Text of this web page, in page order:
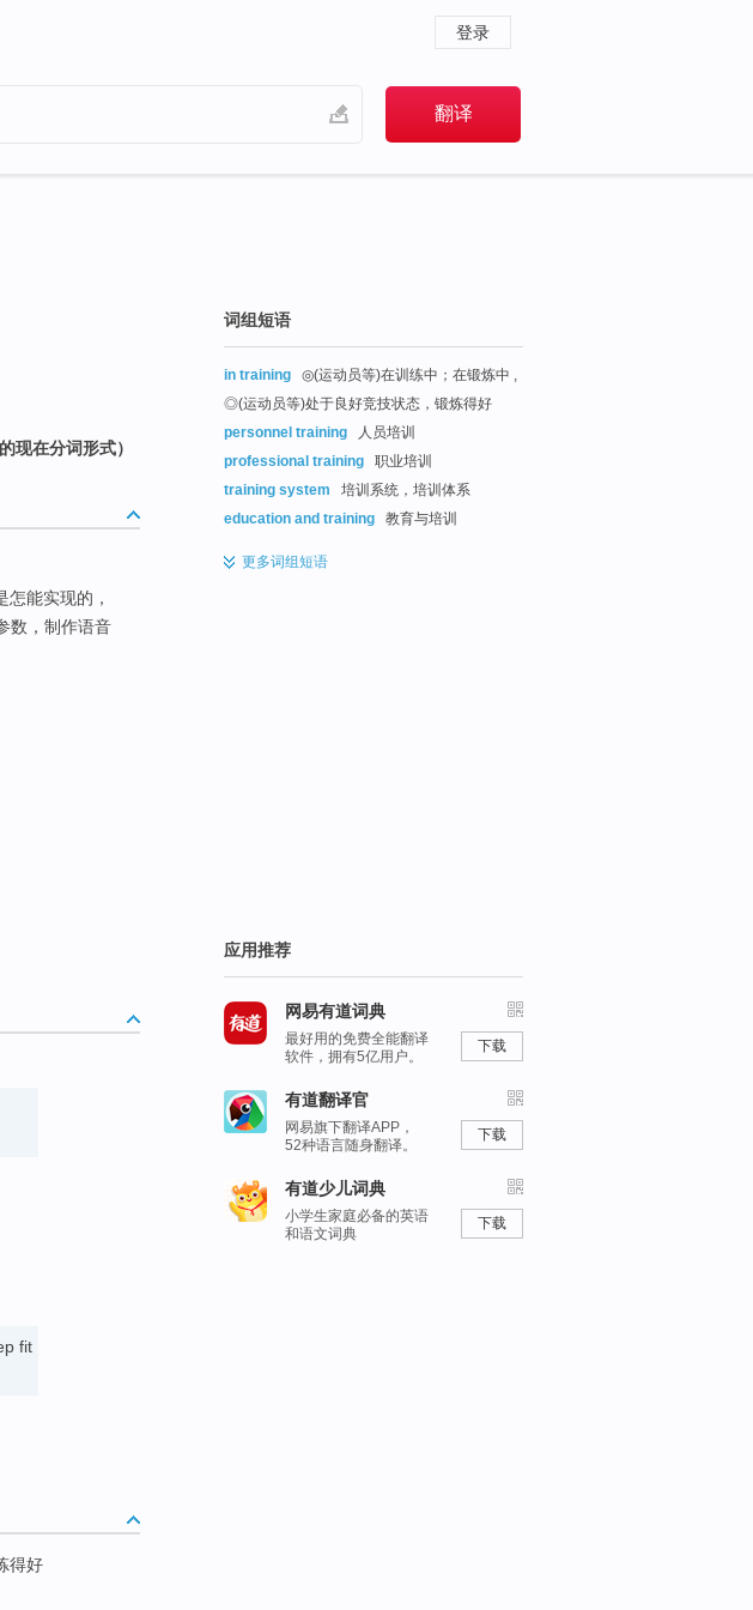
登录
现在分词形式）
能实现的，
数，制作语音
fit
得好
词组短语
in training
◎(运动员等)在训练中；在锻炼中 ,
◎(运动员等)处于良好竞技状态，锻炼得好
personnel training
人员培训
professional training
职业培训
training system
培训系统，培训体系
education and training
教育与培训
更多词组短语
应用推荐